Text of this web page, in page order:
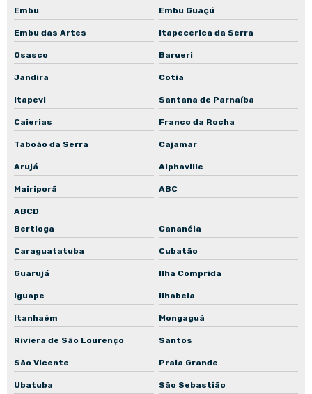
Embu Embu Guaçú
Embu das Artes Itapecerica da Serra
Osasco Barueri
Jandira Cotia
Itapevi Santana de Parnaíba
Caierias Franco da Rocha
Taboão da Serra Cajamar
Arujá Alphaville
Mairiporã ABC
ABCD
Bertioga
Cananéia
Caraguatatuba Cubatão
Guarujá Ilha Comprida
Iguape Ilhabela
Itanhaém Mongaguá
Riviera de São Lourenço Santos
São Vicente Praia Grande
Ubatuba São Sebastião